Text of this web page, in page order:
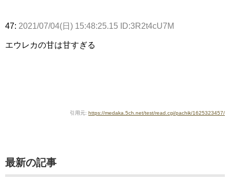
47: 2021/07/04(日) 15:48:25.15 ID:3R2t4cU7M
エウレカの甘は甘すぎる
引用元: https://medaka.5ch.net/test/read.cgi/pachik/1625323457/
最新の記事